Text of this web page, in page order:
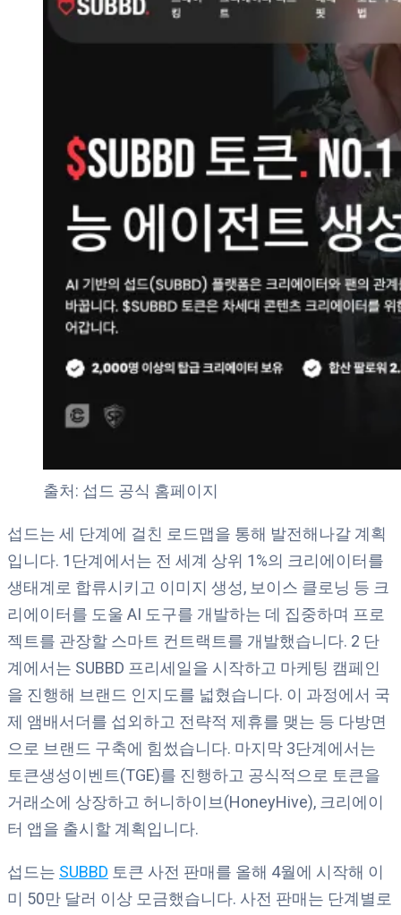
출처: 섭드 공식 홈페이지
섭드는 세 단계에 걸친 로드맵을 통해 발전해나갈 계획
입니다. 1단계에서는 전 세계 상위 1%의 크리에이터를
생태계로 합류시키고 이미지 생성, 보이스 클로닝 등 크
리에이터를 도울 AI 도구를 개발하는 데 집중하며 프로
젝트를 관장할 스마트 컨트랙트를 개발했습니다. 2 단
계에서는 SUBBD 프리세일을 시작하고 마케팅 캠페인
을 진행해 브랜드 인지도를 넓혔습니다. 이 과정에서 국
제 앰배서더를 섭외하고 전략적 제휴를 맺는 등 다방면
으로 브랜드 구축에 힘썼습니다. 마지막 3단계에서는
토큰생성이벤트(TGE)를 진행하고 공식적으로 토큰을
거래소에 상장하고 허니하이브(HoneyHive), 크리에이
터 앱을 출시할 계획입니다.
섭드는 SUBBD 토큰 사전 판매를 올해 4월에 시작해 이
미 50만 달러 이상 모금했습니다. 사전 판매는 단계별로